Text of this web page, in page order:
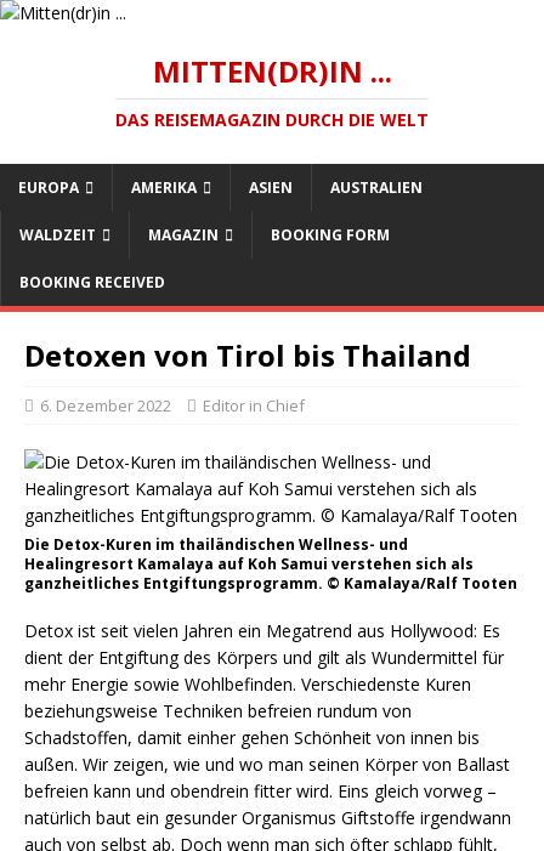
MITTEN(DR)IN ...
DAS REISEMAGAZIN DURCH DIE WELT
EUROPA AMERIKA ASIEN AUSTRALIEN
WALDZEIT MAGAZIN BOOKING FORM
BOOKING RECEIVED
Detoxen von Tirol bis Thailand
6. Dezember 2022 Editor in Chief
Die Detox-Kuren im thailändischen Wellness- und
Healingresort Kamalaya auf Koh Samui verstehen sich als
ganzheitliches Entgiftungsprogramm. © Kamalaya/Ralf Tooten
Detox ist seit vielen Jahren ein Megatrend aus Hollywood: Es
dient der Entgiftung des Körpers und gilt als Wundermittel für
mehr Energie sowie Wohlbefinden. Verschiedenste Kuren
beziehungsweise Techniken befreien rundum von
Schadstoffen, damit einher gehen Schönheit von innen bis
außen. Wir zeigen, wie und wo man seinen Körper von Ballast
befreien kann und obendrein fitter wird. Eins gleich vorweg –
natürlich baut ein gesunder Organismus Giftstoffe irgendwann
auch von selbst ab. Doch wenn man sich öfter schlapp fühlt,